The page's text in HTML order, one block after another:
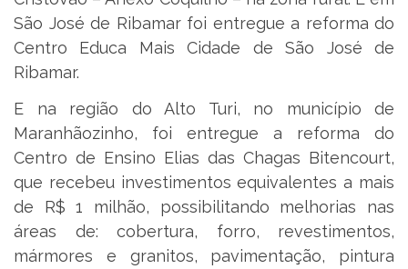
São José de Ribamar foi entregue a reforma do
Centro Educa Mais Cidade de São José de
Ribamar.
E na região do Alto Turi, no município de
Maranhãozinho, foi entregue a reforma do
Centro de Ensino Elias das Chagas Bitencourt,
que recebeu investimentos equivalentes a mais
de R$ 1 milhão, possibilitando melhorias nas
áreas de: cobertura, forro, revestimentos,
mármores e granitos, pavimentação, pintura